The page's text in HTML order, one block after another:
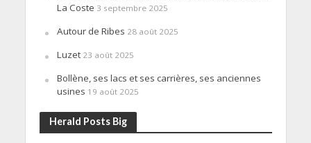
La Coste 3 septembre 2025
Autour de Ribes 28 août 2025
Luzet 23 août 2025
Bollène, ses lacs et ses carrières, ses anciennes
usines 19 août 2025
Herald Posts Big